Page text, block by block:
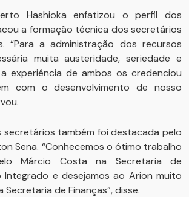
Hashioka enfatizou o perfil dos
a formação técnica dos secretários
“Para a administração dos recursos
muita austeridade, seriedade e
experiência de ambos os credenciou
com o desenvolvimento de nosso
secretários também foi destacada pelo
Sena. “Conhecemos o ótimo trabalho
Márcio Costa na Secretaria de
Integrado e desejamos ao Arion muito
de Finanças”, disse.